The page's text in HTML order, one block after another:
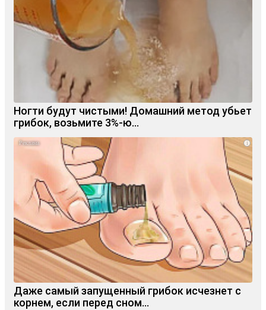
Ногти будут чистыми! Домашний метод убьет
грибок, возьмите 3%-ю…
i
Даже самый запущенный грибок исчезнет с
корнем, если перед сном…